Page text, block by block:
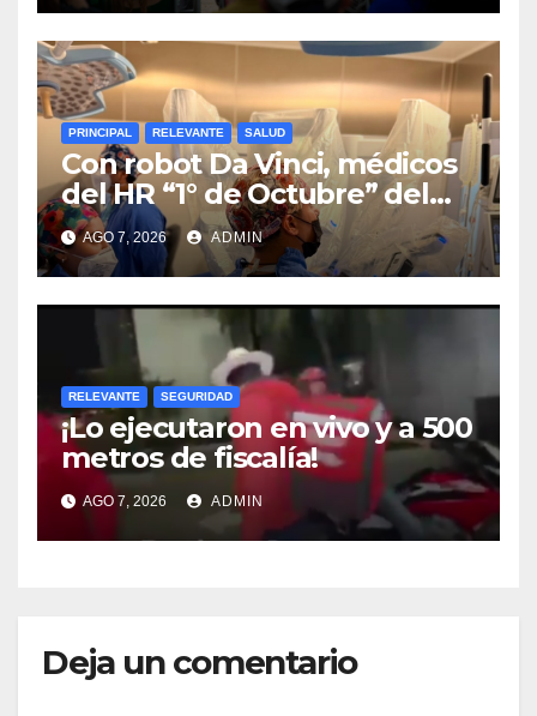
PRINCIPAL RELEVANTE SALUD
Con robot Da Vinci, médicos
del HR “1° de Octubre” del
ISSSTE retiran tumor renal a
paciente de 72 años
AGO 7, 2026 ADMIN
RELEVANTE SEGURIDAD
¡Lo ejecutaron en vivo y a 500
metros de fiscalía!
AGO 7, 2026 ADMIN
Deja un comentario